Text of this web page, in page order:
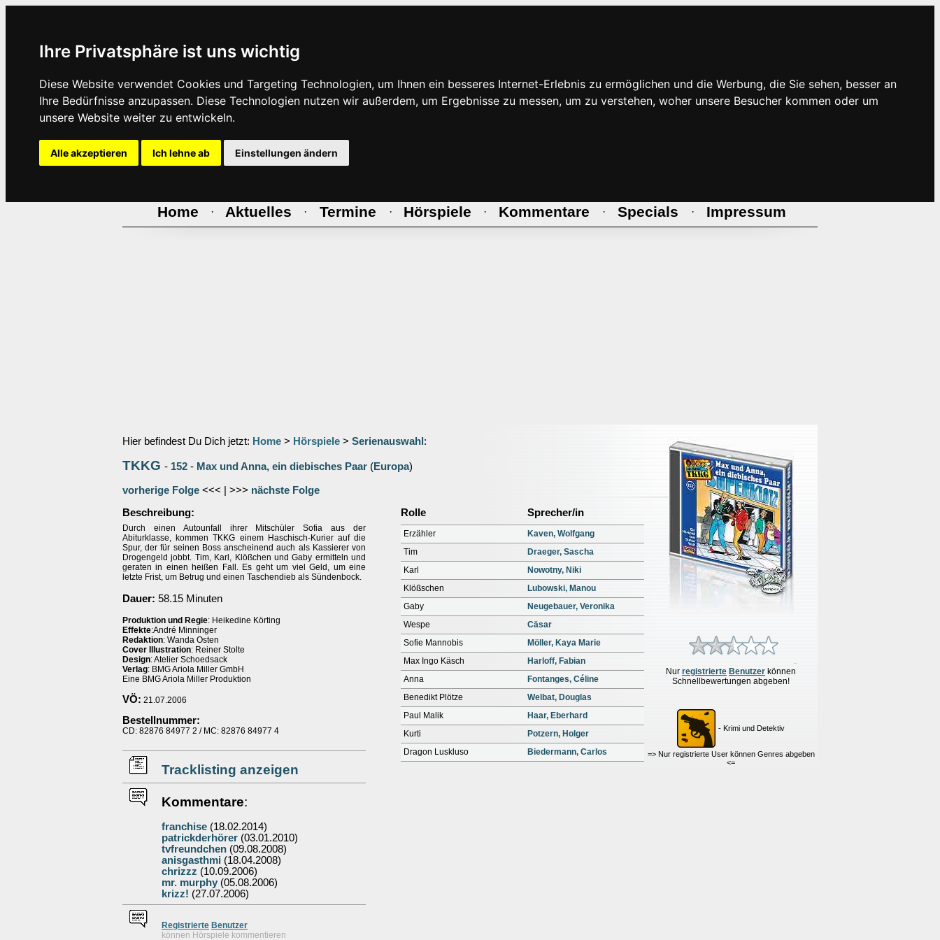
Ihre Privatsphäre ist uns wichtig
Diese Website verwendet Cookies und Targeting Technologien, um Ihnen ein besseres Internet-Erlebnis zu ermöglichen und die Werbung, die Sie sehen, besser an
Ihre Bedürfnisse anzupassen. Diese Technologien nutzen wir außerdem, um Ergebnisse zu messen, um zu verstehen, woher unsere Besucher kommen oder um
unsere Website weiter zu entwickeln.
Alle akzeptieren Ich lehne ab Einstellungen ändern
Home · Aktuelles · Termine · Hörspiele · Kommentare · Specials · Impressum
Hier befindest Du Dich jetzt: Home > Hörspiele > Serienauswahl :
TKKG - 152 - Max und Anna, ein diebisches Paar (Europa)
vorherige Folge <<< | >>> nächste Folge
Nur registrierte Benutzer können
Schnellbewertungen abgeben!
- Krimi und Detektiv
=> Nur registrierte User können Genres abgeben
<=
Beschreibung:
Durch einen Autounfall ihrer Mitschüler Sofia aus der
Abiturklasse, kommen TKKG einem Haschisch-Kurier auf die
Spur, der für seinen Boss anscheinend auch als Kassierer von
Drogengeld jobbt. Tim, Karl, Klößchen und Gaby ermitteln und
geraten in einen heißen Fall. Es geht um viel Geld, um eine
letzte Frist, um Betrug und einen Taschendieb als Sündenbock.
Dauer: 58.15 Minuten
Produktion und Regie: Heikedine Körting
Effekte:André Minninger
Redaktion: Wanda Osten
Cover Illustration: Reiner Stolte
Design: Atelier Schoedsack
Verlag: BMG Ariola Miller GmbH
Eine BMG Ariola Miller Produktion
VÖ: 21.07.2006
Bestellnummer:
CD: 82876 84977 2 / MC: 82876 84977 4
Tracklisting anzeigen
Kommentare:
franchise (18.02.2014)
patrickderhörer (03.01.2010)
tvfreundchen (09.08.2008)
anisgasthmi (18.04.2008)
chrizzz (10.09.2006)
mr. murphy (05.08.2006)
krizz! (27.07.2006)
Registrierte Benutzer
können Hörspiele kommentieren
Rolle Sprecher/in
Erzähler
Kaven, Wolfgang
Tim
Draeger, Sascha
Karl
Nowotny, Niki
Klößschen
Lubowski, Manou
Gaby
Neugebauer, Veronika
Wespe
Cäsar
Sofie Mannobis
Möller, Kaya Marie
Max Ingo Käsch
Harloff, Fabian
Anna
Fontanges, Céline
Benedikt Plötze
Welbat, Douglas
Paul Malik
Haar, Eberhard
Kurti
Potzern, Holger
Dragon Luskluso
Biedermann, Carlos